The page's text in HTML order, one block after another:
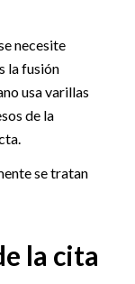
necesite
la fusión
usa varillas
de la
se tratan
la cita